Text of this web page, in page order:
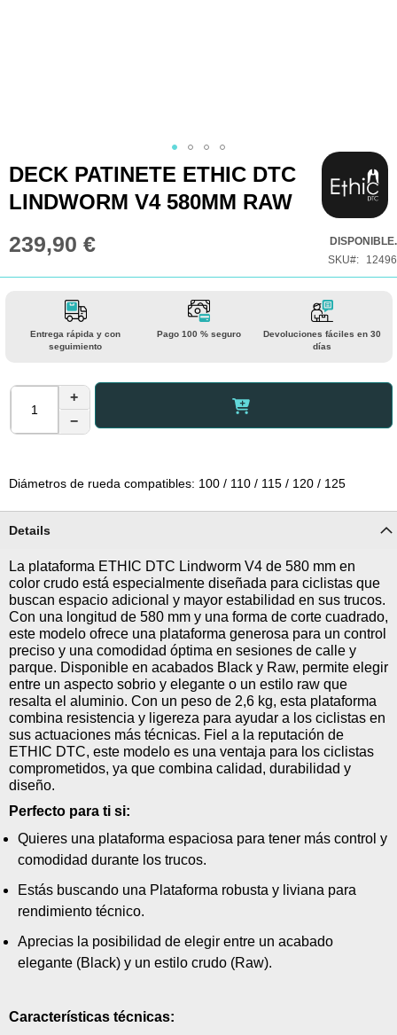
Saltar
al
comienzo
de
la
galería
DECK PATINETE ETHIC DTC
LINDWORM V4 580MM RAW
239,90 €
DISPONIBLE.
SKU
12496
Entrega rápida y con
seguimiento
Pago 100 % seguro
Devoluciones fáciles en 30
días
+
−
Diámetros de rueda compatibles: 100 / 110 / 115 / 120 / 125
Details
La plataforma ETHIC DTC Lindworm V4 de 580 mm en
color crudo está especialmente diseñada para ciclistas que
buscan espacio adicional y mayor estabilidad en sus trucos.
Con una longitud de 580 mm y una forma de corte cuadrado,
este modelo ofrece una plataforma generosa para un control
preciso y una comodidad óptima en sesiones de calle y
parque. Disponible en acabados Black y Raw, permite elegir
entre un aspecto sobrio y elegante o un estilo raw que
resalta el aluminio. Con un peso de 2,6 kg, esta plataforma
combina resistencia y ligereza para ayudar a los ciclistas en
sus actuaciones más técnicas. Fiel a la reputación de
ETHIC DTC, este modelo es una ventaja para los ciclistas
comprometidos, ya que combina calidad, durabilidad y
diseño.
Perfecto para ti si:
Quieres una plataforma espaciosa para tener más control y
comodidad durante los trucos.
Estás buscando una Plataforma robusta y liviana para
rendimiento técnico.
Aprecias la posibilidad de elegir entre un acabado
elegante (Black) y un estilo crudo (Raw).
Características técnicas: